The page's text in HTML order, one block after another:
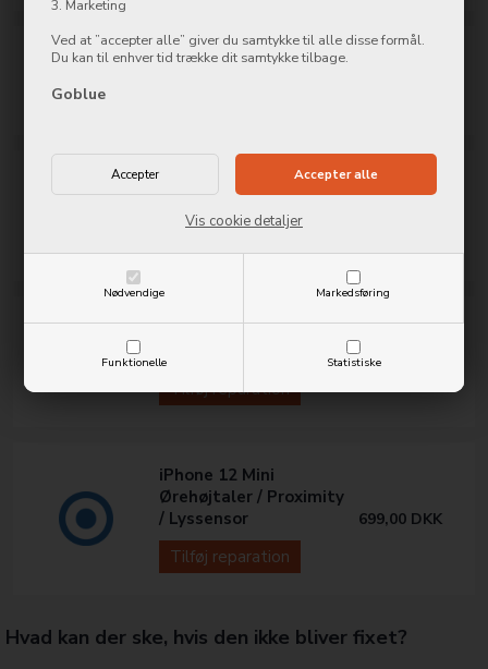
3. Marketing
Ved at ”accepter alle” giver du samtykke til alle disse formål.
Du kan til enhver tid trække dit samtykke tilbage.
Goblue
Nødvendige Markedsføring
Funktionelle Statistiske
Vis cookie detaljer
iPhone 12 Mini Højtaler
iPhone 12 Mini Power-
Tilføj reparation
699,00
iPhone 12 Mini
Ørehøjtaler / Proximity
/ Lyssensor
Tilføj reparation
699,00 DKK
Hvad kan der ske, hvis den ikke bliver fixet?